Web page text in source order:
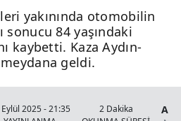
yakınında otomobilin
sonucu 84 yaşındaki
kaybetti. Kaza Aydın-
geldi.
2025 - 21:35
2 Dakika